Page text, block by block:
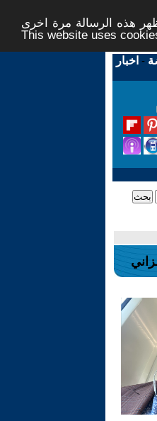
هذه الرسالة مرة اخرى -
This website uses
- اخبار